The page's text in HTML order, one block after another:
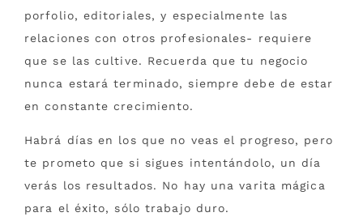
porfolio, editoriales, y especialmente las
relaciones con otros profesionales- requiere
que se las cultive. Recuerda que tu negocio
nunca estará terminado, siempre debe de estar
en constante crecimiento.
Habrá días en los que no veas el progreso, pero
te prometo que si sigues intentándolo, un día
verás los resultados. No hay una varita mágica
para el éxito, sólo trabajo duro.